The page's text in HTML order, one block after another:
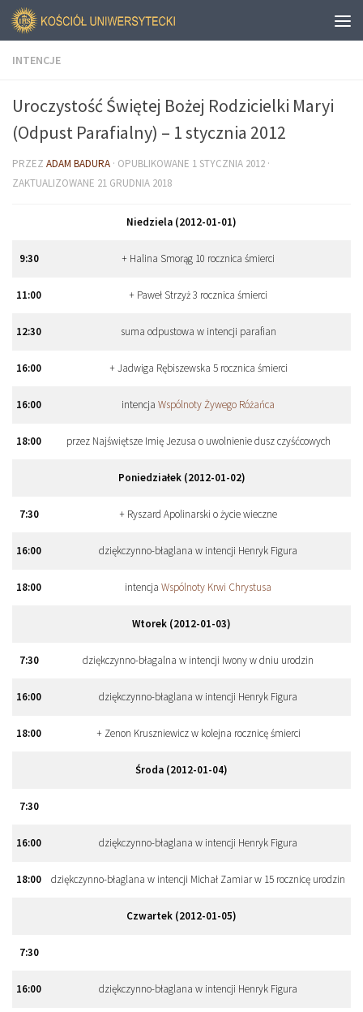
INTENCJE
Uroczystość Świętej Bożej Rodzicielki Maryi
(Odpust Parafialny) – 1 stycznia 2012
PRZEZ ADAM BADURA · OPUBLIKOWANE 1 STYCZNIA 2012 ·
ZAKTUALIZOWANE 21 GRUDNIA 2018
Niedziela (2012-01-01)
9:30 + Halina Smorąg 10 rocznica śmierci
11:00 + Paweł Strzyż 3 rocznica śmierci
12:30 suma odpustowa w intencji parafian
16:00 + Jadwiga Rębiszewska 5 rocznica śmierci
16:00 intencja Wspólnoty Żywego Różańca
18:00 przez Najświętsze Imię Jezusa o uwolnienie dusz czyśćcowych
Poniedziałek (2012-01-02)
7:30 + Ryszard Apolinarski o życie wieczne
16:00 dziękczynno-błaglana w intencji Henryk Figura
18:00 intencja Wspólnoty Krwi Chrystusa
Wtorek (2012-01-03)
7:30 dziękczynno-błagalna w intencji Iwony w dniu urodzin
16:00 dziękczynno-błaglana w intencji Henryk Figura
18:00 + Zenon Kruszniewicz w kolejna rocznicę śmierci
Środa (2012-01-04)
7:30
16:00 dziękczynno-błaglana w intencji Henryk Figura
18:00 dziękczynno-błaglana w intencji Michał Zamiar w 15 rocznicę urodzin
Czwartek (2012-01-05)
7:30
16:00 dziękczynno-błaglana w intencji Henryk Figura